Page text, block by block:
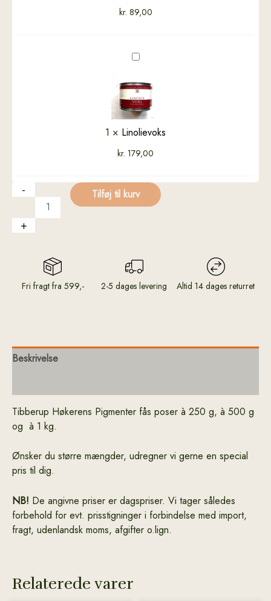
½
l
kr. 89,00
Linolievoks
1 × Linolievoks
kr. 179,00
-
+
Tilføj til kurv
Fri fragt fra 599,- 2-5 dages levering Altid 14 dages returret
Beskrivelse
Tibberup Høkerens Pigmenter fås poser à 250 g, à 500 g
og à 1 kg.
Ønsker du større mængder, udregner vi gerne en special
pris til dig.
NB! De angivne priser er dagspriser. Vi tager således
forbehold for evt. prisstigninger i forbindelse med import,
fragt, udenlandsk moms, afgifter o.lign.
Relaterede varer